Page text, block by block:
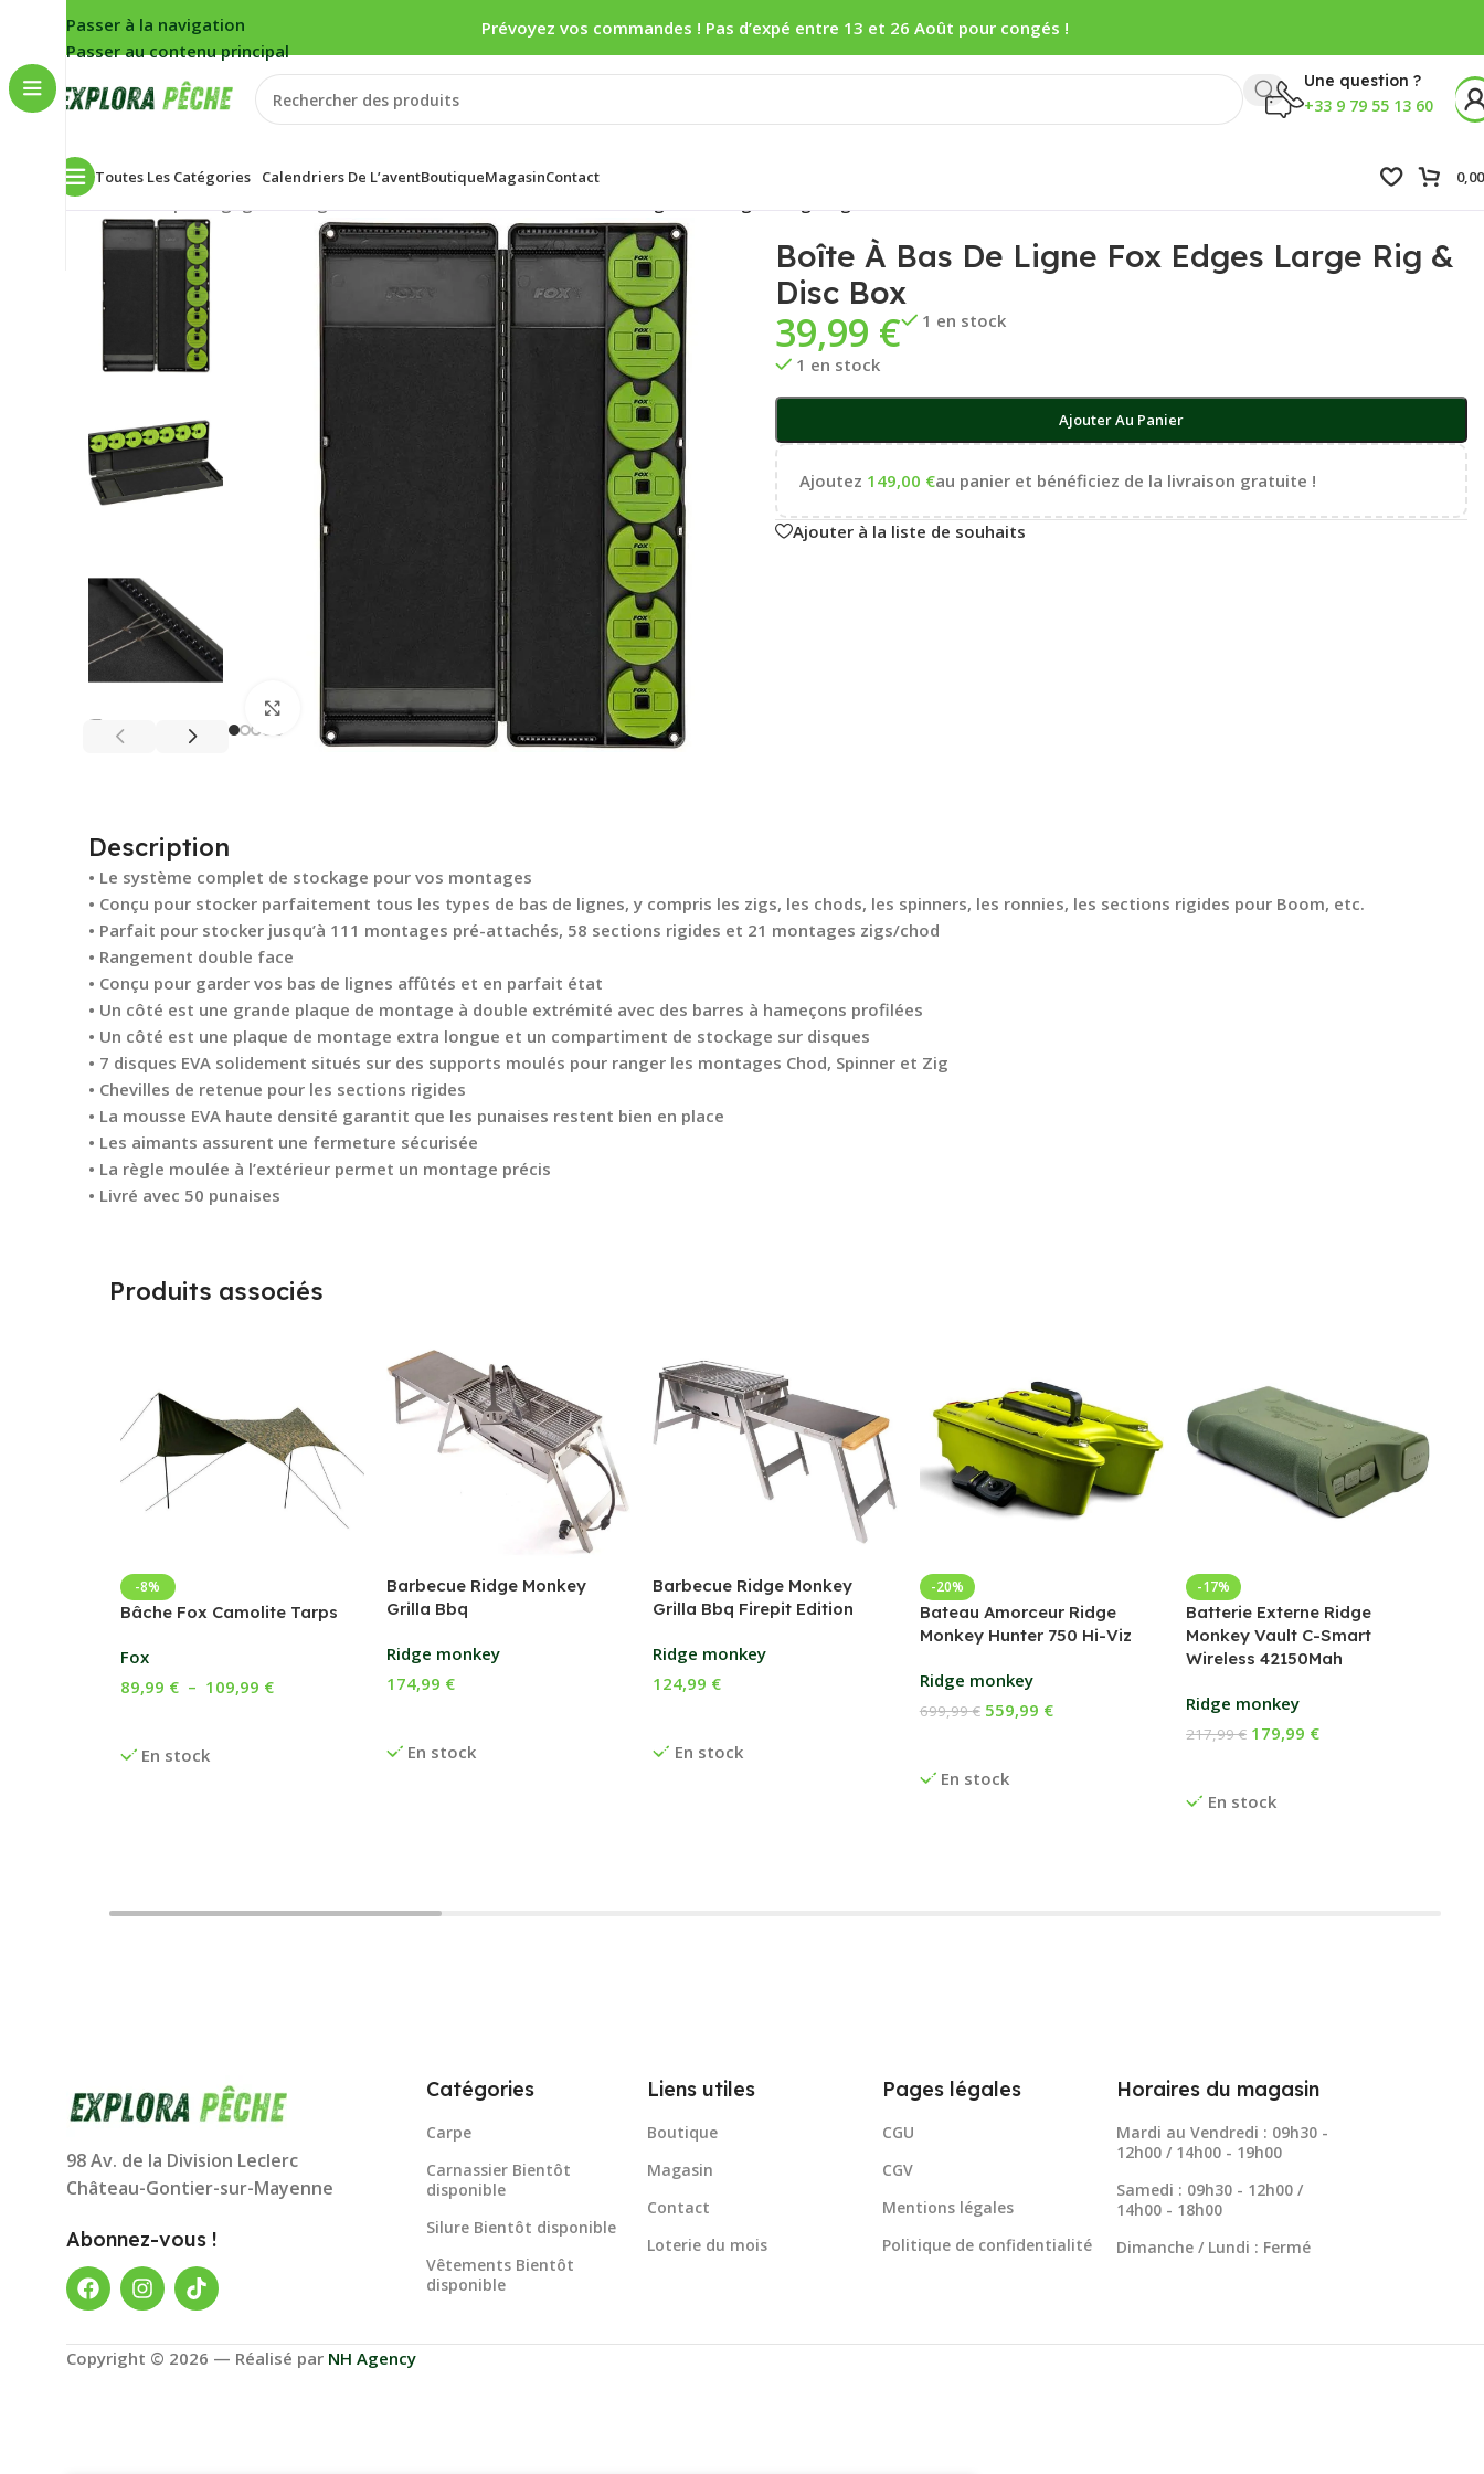
Passer à la navigation
Passer au contenu principal
Prévoyez vos commandes ! Pas d’expé entre 13 et 26 Août pour congés !
Une question ?
+33 9 79 55 13 60
Toutes Les Catégories Calendriers De L’aventBoutiqueMagasinContact
Accueil
Cliquez pour agrandir
Boîte À Bas De Ligne Fox Edges Large Rig &
Disc Box
39,99 €
1 en stock
1 en stock
Ajouter Au Panier
Ajoutez 149,00 €au panier et bénéficiez de la livraison gratuite !
Ajouter à la liste de souhaits
Description
• Le système complet de stockage pour vos montages
• Conçu pour stocker parfaitement tous les types de bas de lignes, y compris les zigs, les chods, les spinners, les ronnies, les sections rigides pour Boom, etc.
• Parfait pour stocker jusqu’à 111 montages pré-attachés, 58 sections rigides et 21 montages zigs/chod
• Rangement double face
• Conçu pour garder vos bas de lignes affûtés et en parfait état
• Un côté est une grande plaque de montage à double extrémité avec des barres à hameçons profilées
• Un côté est une plaque de montage extra longue et un compartiment de stockage sur disques
• 7 disques EVA solidement situés sur des supports moulés pour ranger les montages Chod, Spinner et Zig
• Chevilles de retenue pour les sections rigides
• La mousse EVA haute densité garantit que les punaises restent bien en place
• Les aimants assurent une fermeture sécurisée
• La règle moulée à l’extérieur permet un montage précis
• Livré avec 50 punaises
Produits associés
-8%
Bâche Fox Camolite Tarps
Fox
En stock
89,99 € – 109,99 €
Barbecue Ridge Monkey
Grilla Bbq
Ridge monkey
En stock
174,99 €
Barbecue Ridge Monkey
Grilla Bbq Firepit Edition
Ridge monkey
En stock
124,99 €
-20%
Bateau Amorceur Ridge
Monkey Hunter 750 Hi-Viz
Ridge monkey
En stock
699,99€ 559,99 €
-17%
Batterie Externe Ridge
Monkey Vault C-Smart
Wireless 42150Mah
Ridge monkey
En stock
217,99€ 179,99 €
98 Av. de la Division Leclerc
Château-Gontier-sur-Mayenne
Abonnez-vous !
Catégories
Carpe
Carnassier Bientôt
disponible
Silure Bientôt disponible
Vêtements Bientôt
disponible
Liens utiles
Boutique
Magasin
Contact
Loterie du mois
Pages légales
CGU
CGV
Mentions légales
Politique de confidentialité
Horaires du magasin
Mardi au Vendredi : 09h30 -
12h00 / 14h00 - 19h00
Samedi : 09h30 - 12h00 /
14h00 - 18h00
Dimanche / Lundi : Fermé
Copyright © 2026 — Réalisé par NH Agency